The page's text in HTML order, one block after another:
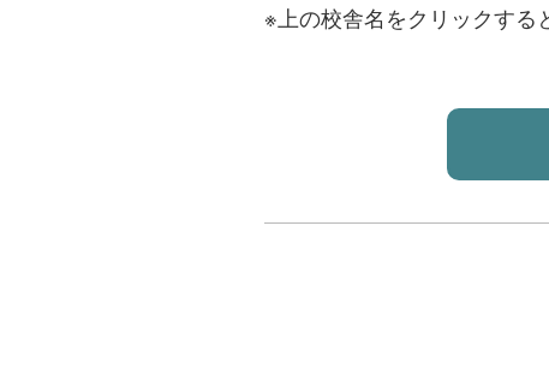
※上の校舎名をクリックする